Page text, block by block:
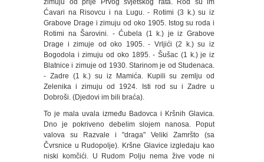
zimuju od prije Prvog svjetskog rata. Rod su im
Ćavari na Risovcu i na Lugu. - Rotimi (3 k.) su iz
Grabove Drage i zimuju od oko 1905. Istog su roda i
Rotimi na Šarovini. - Ćubela (1 k.) je iz Grabove
Drage i zimuje od oko 1905. - Vrljići (2 k.) su iz
Bogodola i zimuju od oko 1895. - Šušac (1 k.) je iz
Blatnice i zimuje od 1930. Starinom je od Studenaca.
- Zadre (1 k.) su iz Mamića. Kupili su zemlju od
Zelenika i zimuju od 1924. Isti rod su i Zadre u
Dobroši. (Djedovi im bili braća).
To je mala uvala između Badovca i Kršnih Glavica.
Dno je pokriveno debelim slojem nanosa. Poput
valova su Razvale i "draga" Veliki Zamršto (sa
Čvrsnice u Rudopolje). Kršne Glavice izgledaju kao
niski komčići. U Rudom Polju nema žive vode ni